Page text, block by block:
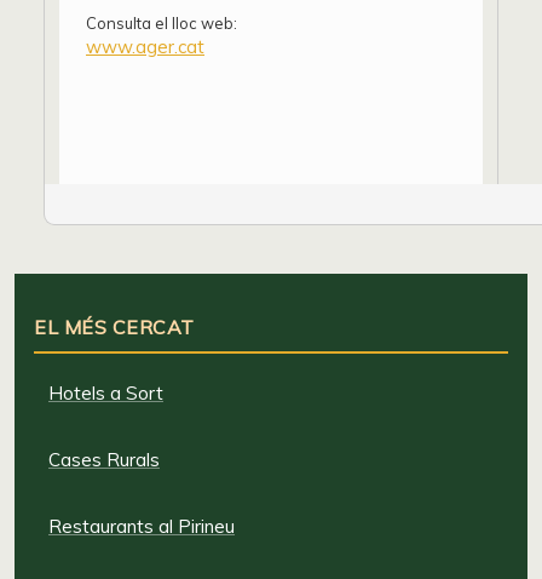
Consulta el lloc web:
www.ager.cat
EL MÉS CERCAT
Hotels a Sort
Cases Rurals
Restaurants al Pirineu